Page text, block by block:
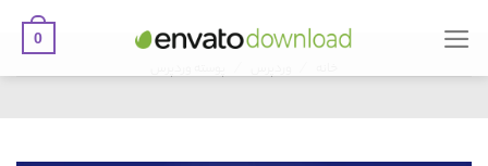
Skip
to
0
/
/